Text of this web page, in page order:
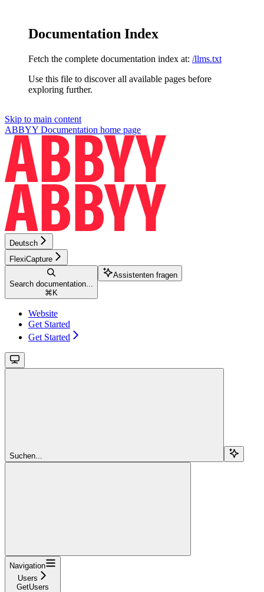
Documentation Index
Fetch the complete documentation index at: /llms.txt
Use this file to discover all available pages before
exploring further.
Skip to main content
ABBYY Documentation home page
Deutsch
FlexiCapture
Search documentation...
⌘ K
Assistenten fragen
Website
Get Started
Get Started
Suchen...
Navigation
Users
GetUsers